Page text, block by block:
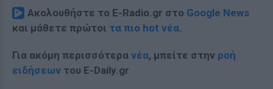
Ακολουθήστε το E-Radio.gr στο Google News
και μάθετε πρώτοι τα πιο hot νέα.
Για ακόμη περισσότερα νέα, μπείτε στην ροή
ειδήσεων του E-Daily.gr